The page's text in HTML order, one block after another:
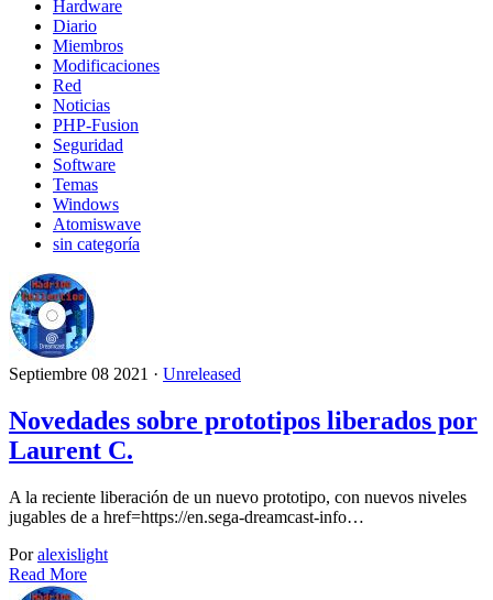
Hardware
Diario
Miembros
Modificaciones
Red
Noticias
PHP-Fusion
Seguridad
Software
Temas
Windows
Atomiswave
sin categoría
Septiembre 08 2021 · Unreleased
Novedades sobre prototipos liberados por
Laurent C.
A la reciente liberación de un nuevo prototipo, con nuevos niveles
jugables de a href=https://en.sega-dreamcast-info…
Poralexislight
Read More